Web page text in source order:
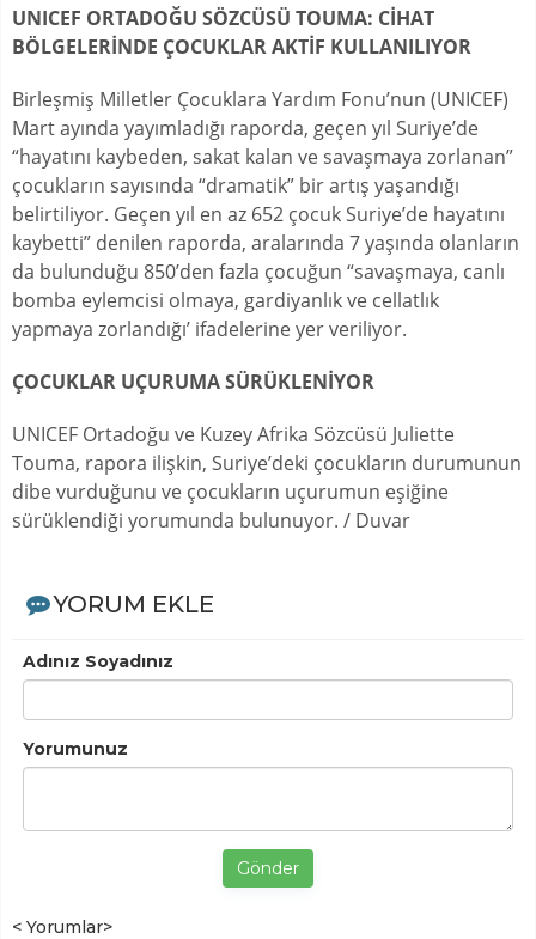
UNICEF ORTADOĞU SÖZCÜSÜ TOUMA: CİHAT
BÖLGELERİNDE ÇOCUKLAR AKTİF KULLANILIYOR
Birleşmiş Milletler Çocuklara Yardım Fonu’nun (UNICEF)
Mart ayında yayımladığı raporda, geçen yıl Suriye’de
“hayatını kaybeden, sakat kalan ve savaşmaya zorlanan”
çocukların sayısında “dramatik” bir artış yaşandığı
belirtiliyor. Geçen yıl en az 652 çocuk Suriye’de hayatını
kaybetti” denilen raporda, aralarında 7 yaşında olanların
da bulunduğu 850’den fazla çocuğun “savaşmaya, canlı
bomba eylemcisi olmaya, gardiyanlık ve cellatlık
yapmaya zorlandığı’ ifadelerine yer veriliyor.
ÇOCUKLAR UÇURUMA SÜRÜKLENİYOR
UNICEF Ortadoğu ve Kuzey Afrika Sözcüsü Juliette
Touma, rapora ilişkin, Suriye’deki çocukların durumunun
dibe vurduğunu ve çocukların uçurumun eşiğine
sürüklendiği yorumunda bulunuyor. / Duvar
YORUM EKLE
Adınız Soyadınız
Yorumunuz
Gönder
< Yorumlar>